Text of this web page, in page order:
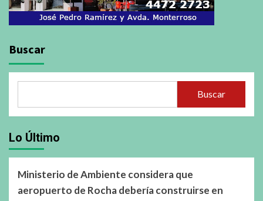
Buscar
Buscar
Lo Último
Ministerio de Ambiente considera que
aeropuerto de Rocha debería construirse en